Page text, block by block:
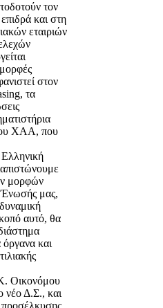
τον
και στη
εταιριών
στον
τα
ΧΑΑ, που
Ελληνική
μορφών
Ένωσής μας,
αυτό, θα
και
Οικονόμου
νέο Δ.Σ., και
προσέλκυσης